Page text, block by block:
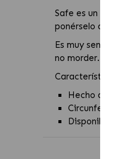
Safe es un
ponérselo a tu
Es muy
no morder.
Características:
Hecho de
Disponible